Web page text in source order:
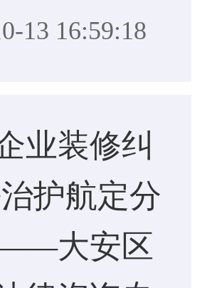
13 16:59:18
业装修纠
护航定分
大安区